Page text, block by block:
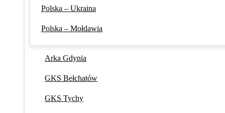
Polska – Ukraina
Polska – Mołdawia
Arka Gdynia
GKS Bełchatów
GKS Tychy